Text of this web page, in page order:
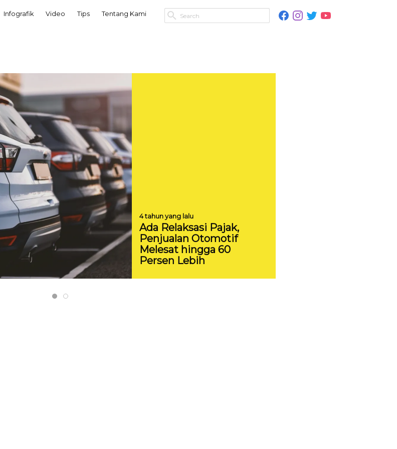
Infografik Video Tips Tentang Kami
4 tahun yang lalu
Ada Relaksasi Pajak,
Penjualan Otomotif
Melesat hingga 60
Persen Lebih